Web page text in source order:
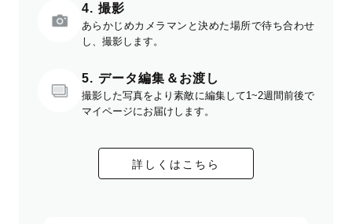
4. 撮影
あらかじめカメラマンと決めた場所で待ち合わせ
し、撮影します。
5. データ編集＆お渡し
撮影した写真をより素敵に編集して1~2週間前後で
マイページにお届けします。
詳しくはこちら